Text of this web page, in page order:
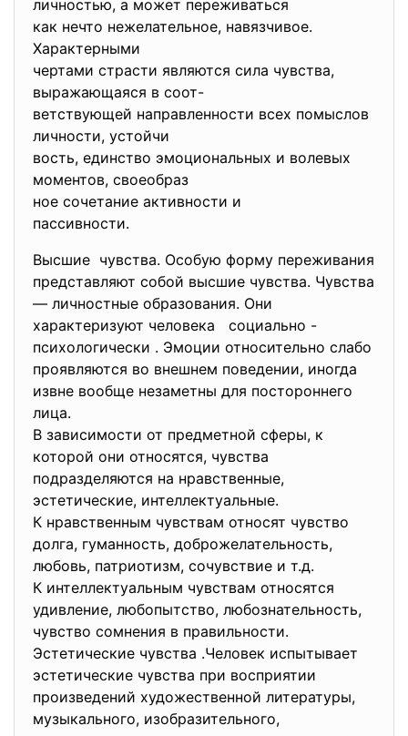
личностью, а может переживаться
как нечто нежелательное, навязчивое.
Характерными
чертами страсти являются сила чувства,
выражающаяся в соот-
ветствующей направленности всех помыслов
личности, устойчи­
вость, единство эмоциональных и волевых
моментов, своеобраз­
ное сочетание активности и
пассивности.
Высшие чувства. Особую форму переживания
представляют собой высшие чувства. Чувства
— личностные образования. Они
характеризуют человека социально -
психологически . Эмоции относительно слабо
проявляются во внешнем поведении, иногда
извне вообще незаметны для постороннего
лица.
В зависимости от предметной сферы, к
которой они относятся, чувства
подразделяются на нравственные,
эстетические, интеллектуальные.
К нравственным чувствам относят чувство
долга, гуманность, доброжелательность,
любовь, патриотизм, сочувствие и т.д.
К интеллектуальным чувствам относятся
удивление, любопытство, любознательность,
чувство сомнения в правильности.
Эстетические чувства .Человек испытывает
эстетические чувства при восприятии
произведений художественной литературы,
музыкального, изобразительного,